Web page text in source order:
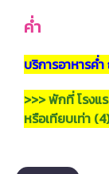
ค่ำ
บริการอาหารค่
>>> พักที่ โรงแ
หรือเทียบเท่า (4)